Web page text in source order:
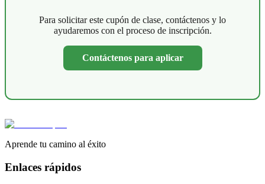
Para solicitar este cupón de clase, contáctenos y lo
ayudaremos con el proceso de inscripción.
Contáctenos para aplicar
Aprende tu camino al éxito
Enlaces rápidos